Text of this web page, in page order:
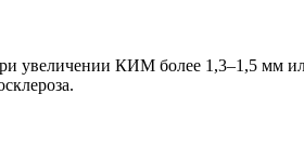
увеличении КИМ более 1,3–1,5 мм